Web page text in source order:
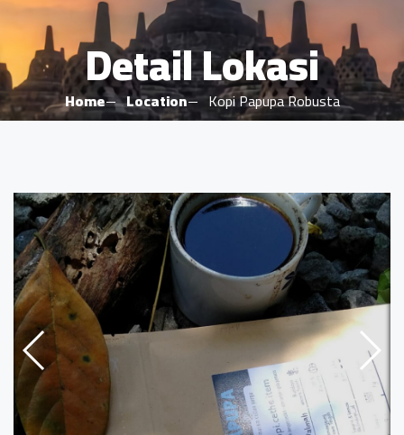
Detail Lokasi
Home Location Kopi Papupa Robusta